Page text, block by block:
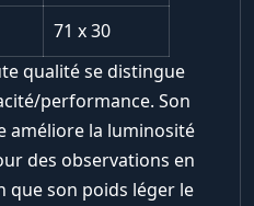
71 x 30
qualité se distingue
performance. Son
améliore la luminosité
des observations en
que son poids léger le